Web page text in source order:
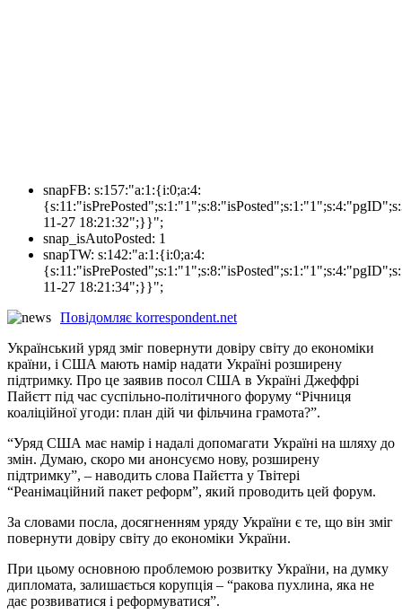
snapFB: s:157:"a:1:{i:0;a:4:
11-27 18:21:32";}}";
snap_isAutoPosted: 1
snapTW: s:142:"a:1:{i:0;a:4:
11-27 18:21:34";}}";
Повідомляє korrespondent.net
Український уряд зміг повернути довіру світу до економіки
країни, і США мають намір надати Україні розширену
підтримку. Про це заявив посол США в Україні Джеффрі
Пайєтт під час суспільно-політичного форуму “Річниця
коаліційної угоди: план дій чи фільчина грамота?”.
“Уряд США має намір і надалі допомагати Україні на шляху до
змін. Думаю, скоро ми анонсуємо нову, розширену
підтримку”, – наводить слова Пайєтта у Твітері
“Реанімаційний пакет реформ”, який проводить цей форум.
За словами посла, досягненням уряду України є те, що він зміг
повернути довіру світу до економіки України.
При цьому основною проблемою розвитку України, на думку
дипломата, залишається корупція – “ракова пухлина, яка не
дає розвиватися і реформуватися”.